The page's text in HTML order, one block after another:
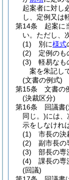
起案者に対し
し、定例又は
第14条
起案に
い。 ただし、
(1)
別に様式
(2)
定例のも
(3)
軽易なも
案を朱記し
(文書の例式)
第15条
文書の
(決裁区分)
第16条
回議書(
同じ。)には、
示をしなけれ
(1)
市長の
(2)
副市長
(3)
部長の
(4)
課長の
(回議)